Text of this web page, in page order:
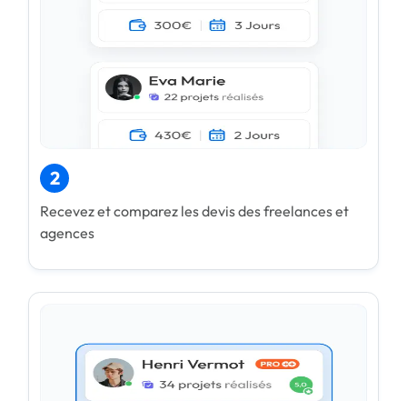
2
Recevez et comparez les devis des freelances et
agences